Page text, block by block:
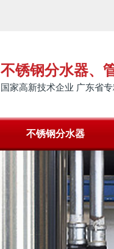
不锈钢分水器、
国家高新技术企业 广东省
不锈钢分水器